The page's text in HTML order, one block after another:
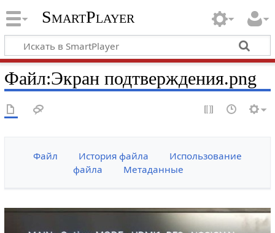
SmartPlayer
Файл:Экран подтверждения.png
Файл История файла
Использование
файла
Метаданные